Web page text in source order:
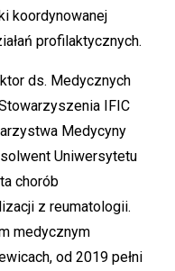
koordynowanej
profilaktycznych.
ds. Medycznych
IFIC
Medycyny
Uniwersytetu
chorób
z reumatologii.
medycznym
od 2019 pełni